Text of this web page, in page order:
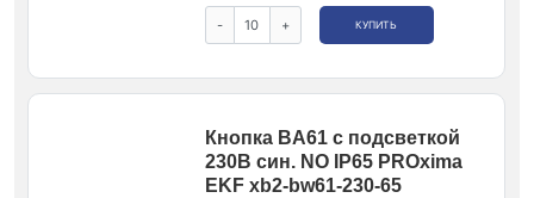
- + КУПИТЬ
Кнопка BA61 с подсветкой
230В син. NO IP65 PROxima
EKF xb2-bw61-230-65